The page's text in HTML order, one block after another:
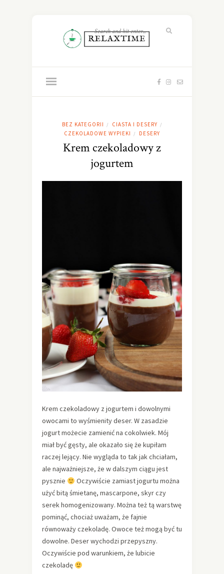
BEZ KATEGORII / CIASTA I DESERY /
CZEKOLADOWE WYPIEKI / DESERY
Krem czekoladowy z
jogurtem
Krem czekoladowy z jogurtem i dowolnymi
owocami to wyśmienity deser. W zasadzie
jogurt możecie zamienić na cokolwiek. Mój
miał być gęsty, ale okazało się że kupiłam
raczej lejący. Nie wygląda to tak jak chciałam,
ale najważniejsze, że w dalszym ciągu jest
pysznie
Oczywiście zamiast jogurtu można
użyć bitą śmietanę, mascarpone, skyr czy
serek homogenizowany. Można też tą warstwę
pominąć, chociaż uważam, że fajnie
równoważy czekoladę. Owoce też mogą być tu
dowolne. Deser wychodzi przepyszny.
Oczywiście pod warunkiem, że lubicie
czekoladę